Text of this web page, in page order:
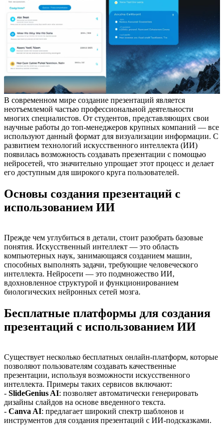
В современном мире создание презентаций является
неотъемлемой частью профессиональной деятельности
многих специалистов. От студентов, представляющих свои
научные работы до топ-менеджеров крупных компаний — все
используют данный формат для визуализации информации. С
развитием технологий искусственного интеллекта (ИИ)
появилась возможность создавать презентации с помощью
нейросетей, что значительно упрощает этот процесс и делает
его доступным для широкого круга пользователей.
Основы создания презентаций с
использованием ИИ
Прежде чем углубиться в детали, стоит разобрать базовые
понятия. Искусственный интеллект — это область
компьютерных наук, занимающаяся созданием машин,
способных выполнять задачи, требующие человеческого
интеллекта. Нейросети — это подмножество ИИ,
вдохновленное структурой и функционированием
биологических нейронных сетей мозга.
Бесплатные платформы для создания
презентаций с использованием ИИ
Существует несколько бесплатных онлайн-платформ, которые
позволяют пользователям создавать качественные
презентации, используя возможности искусственного
интеллекта. Примеры таких сервисов включают:
- SlideGenius AI: позволяет автоматически генерировать
дизайны слайдов на основе введенного текста.
- Canva AI: предлагает широкий спектр шаблонов и
инструментов для создания презентаций с ИИ-подсказками.